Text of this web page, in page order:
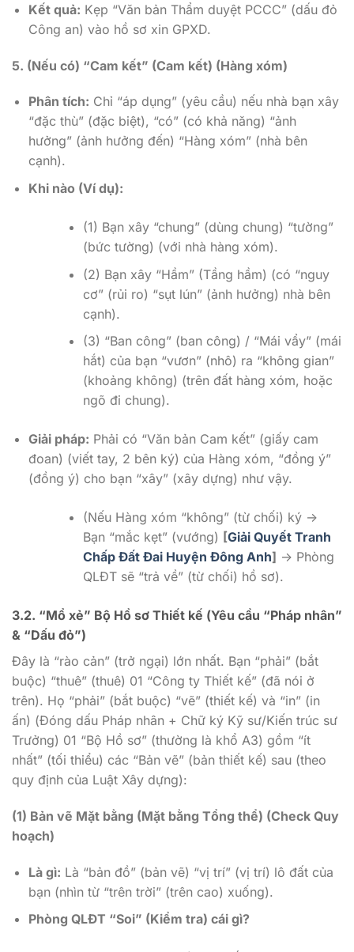
Kết quả: Kẹp “Văn bản Thẩm duyệt PCCC” (dấu đỏ
Công an) vào hồ sơ xin GPXD.
5. (Nếu có) “Cam kết” (Cam kết) (Hàng xóm)
Phân tích: Chỉ “áp dụng” (yêu cầu) nếu nhà bạn xây
“đặc thù” (đặc biệt), “có” (có khả năng) “ảnh
hưởng” (ảnh hưởng đến) “Hàng xóm” (nhà bên
cạnh).
Khi nào (Ví dụ):
(1) Bạn xây “chung” (dùng chung) “tường”
(bức tường) (với nhà hàng xóm).
(2) Bạn xây “Hầm” (Tầng hầm) (có “nguy
cơ” (rủi ro) “sụt lún” (ảnh hưởng) nhà bên
cạnh).
(3) “Ban công” (ban công) / “Mái vẩy” (mái
hắt) của bạn “vươn” (nhô) ra “không gian”
(khoảng không) (trên đất hàng xóm, hoặc
ngõ đi chung).
Giải pháp: Phải có “Văn bản Cam kết” (giấy cam
đoan) (viết tay, 2 bên ký) của Hàng xóm, “đồng ý”
(đồng ý) cho bạn “xây” (xây dựng) như vậy.
(Nếu Hàng xóm “không” (từ chối) ký ->
Bạn “mắc kẹt” (vướng) [Giải Quyết Tranh
Chấp Đất Đai Huyện Đông Anh] -> Phòng
QLĐT sẽ “trả về” (từ chối) hồ sơ).
3.2. “Mổ xẻ” Bộ Hồ sơ Thiết kế (Yêu cầu “Pháp nhân”
& “Dấu đỏ”)
Đây là “rào cản” (trở ngại) lớn nhất. Bạn “phải” (bắt
buộc) “thuê” (thuê) 01 “Công ty Thiết kế” (đã nói ở
trên). Họ “phải” (bắt buộc) “vẽ” (thiết kế) và “in” (in
ấn) (Đóng dấu Pháp nhân + Chữ ký Kỹ sư/Kiến trúc sư
Trưởng) 01 “Bộ Hồ sơ” (thường là khổ A3) gồm “ít
nhất” (tối thiểu) các “Bản vẽ” (bản thiết kế) sau (theo
quy định của Luật Xây dựng):
(1) Bản vẽ Mặt bằng (Mặt bằng Tổng thể) (Check Quy
hoạch)
Là gì: Là “bản đồ” (bản vẽ) “vị trí” (vị trí) lô đất của
bạn (nhìn từ “trên trời” (trên cao) xuống).
Phòng QLĐT “Soi” (Kiểm tra) cái gì?